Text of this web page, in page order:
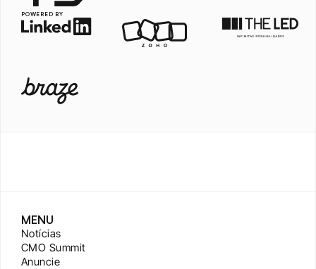
POWERED BY
MENU
Notícias
CMO Summit
Anuncie